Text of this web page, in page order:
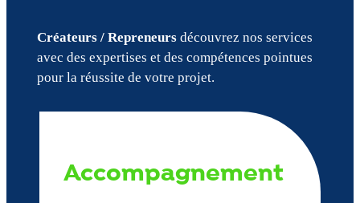
Créateurs / Repreneursdécouvrez nos services
avec des expertises et des compétences pointues
pour la réussite de votre projet.
Accompagnement